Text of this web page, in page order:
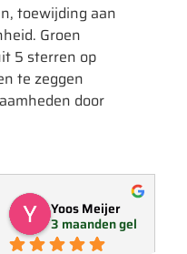
toewijding aan
Groen
5 sterren op
te zeggen
door
Yoos Meijer
3 maanden geleden